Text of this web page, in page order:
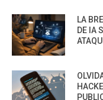
LA
DE IA